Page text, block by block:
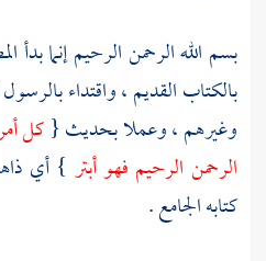
بسم الله الرحمن الرحيم إنما بدأ
بالكتاب القديم ، واقتداء
وغيرهم ، وعملا بحديث {كل
الرحمن الرحيم فهو أبتر } أي
كتابه الجامع .